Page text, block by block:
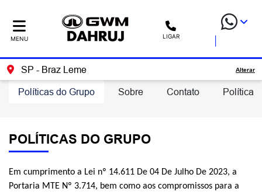
MENU LIGAR
SP - Braz Leme Alterar
Sobre Contato Política
Políticas do Grupo
POLÍTICAS DO GRUPO
Em cumprimento a Lei nº 14.611 De 04 De Julho De 2023, a
Portaria MTE Nº 3.714, bem como aos compromissos para a